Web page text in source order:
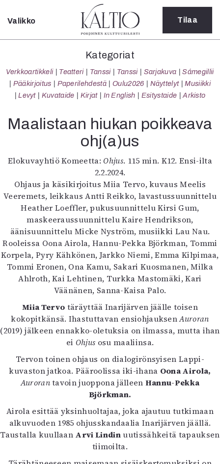
Sulje
Kategoriat
Verkkoartikkeli
Teatteri
Tanssi
Sarjakuva
Sámegillii
Pääkirjoitus
Oulu2026
Näyttelyt
Musiikki
Levyt
Kuvataide
Kirjat
In English
Esitystaide
Arkisto
Lehdet
4/2026
2–3/2026
1/2026
6/2025
5/2025 saame
5/2025
Lehtiarkisto
Info
Tilaus ja irtonumerot
Yhteistyössä
Toimitus
Mediatiedot
Kaltio ry
Valikko Tilaa
Kategoriat
Verkkoartikkeli Teatteri Tanssi Tanssi Sarjakuva
Sámegillii
Pääkirjoitus
Paperilehdestä Oulu2026 Näyttelyt
Musiikki
Levyt
Kuvataide Kirjat In English Esitystaide Arkisto
Maalistaan hiukan poikkeava
ohj(a)us
Elokuvayhtiö Komeetta: Ohjus. 115 min. K12. Ensi-ilta
2.2.2024.
Ohjaus ja käsikirjoitus Miia Tervo, kuvaus Meelis
Veeremets, leikkaus Antti Reikko, lavastussuunnittelu
Heather Loeffler, pukusuunnittelu Kirsi Gum,
maskeeraussuunnittelu Kaire Hendrikson,
äänisuunnittelu Micke Nyström, musiikki Lau Nau.
Rooleissa Oona Airola, Hannu-Pekka Björkman, Tommi
Korpela, Pyry Kähkönen, Jarkko Niemi, Emma Kilpimaa,
Tommi Eronen, Ona Kamu, Sakari Kuosmanen, Milka
Ahlroth, Kai Lehtinen, Turkka Mastomäki, Kari
Väänänen, Sanna-Kaisa Palo.
Miia Tervo täräyttää Inarijärven jäälle toisen
kokopitkänsä. Ihastuttavan ensiohjauksenAuroran
(2019) jälkeen ennakko-oletuksia on ilmassa, mutta ihan
ei Ohjus osu maaliinsa.
Tervon toinen ohjaus on dialogirönsyisen Lappi-
kuvaston jatkoa. Pääroolissa iki-ihana Oona Airola,
Aurorantavoin juoppona jälleen Hannu-Pekka
Björkman.
Airola esittää yksinhuoltajaa, joka ajautuu tutkimaan
alkuvuoden 1985 ohjusskandaalia Inarijärven jäällä.
Taustalla kuullaan Arvi Lindinuutissähkeitä tapauksen
tiimoilta.